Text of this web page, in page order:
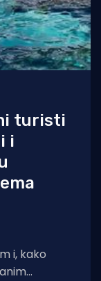
turisti
i
i, kako